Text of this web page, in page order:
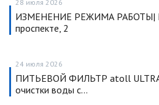
28 июля 2026
ИЗМЕНЕНИЕ РЕЖИМА РАБОТЫ|
проспекте, 2
24 июля 2026
ПИТЬЕВОЙ ФИЛЬТР atoll ULTRA
очистки воды с…